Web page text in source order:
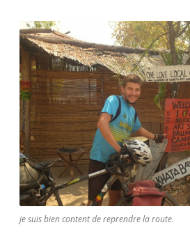
je suis bien content de reprendre la route.